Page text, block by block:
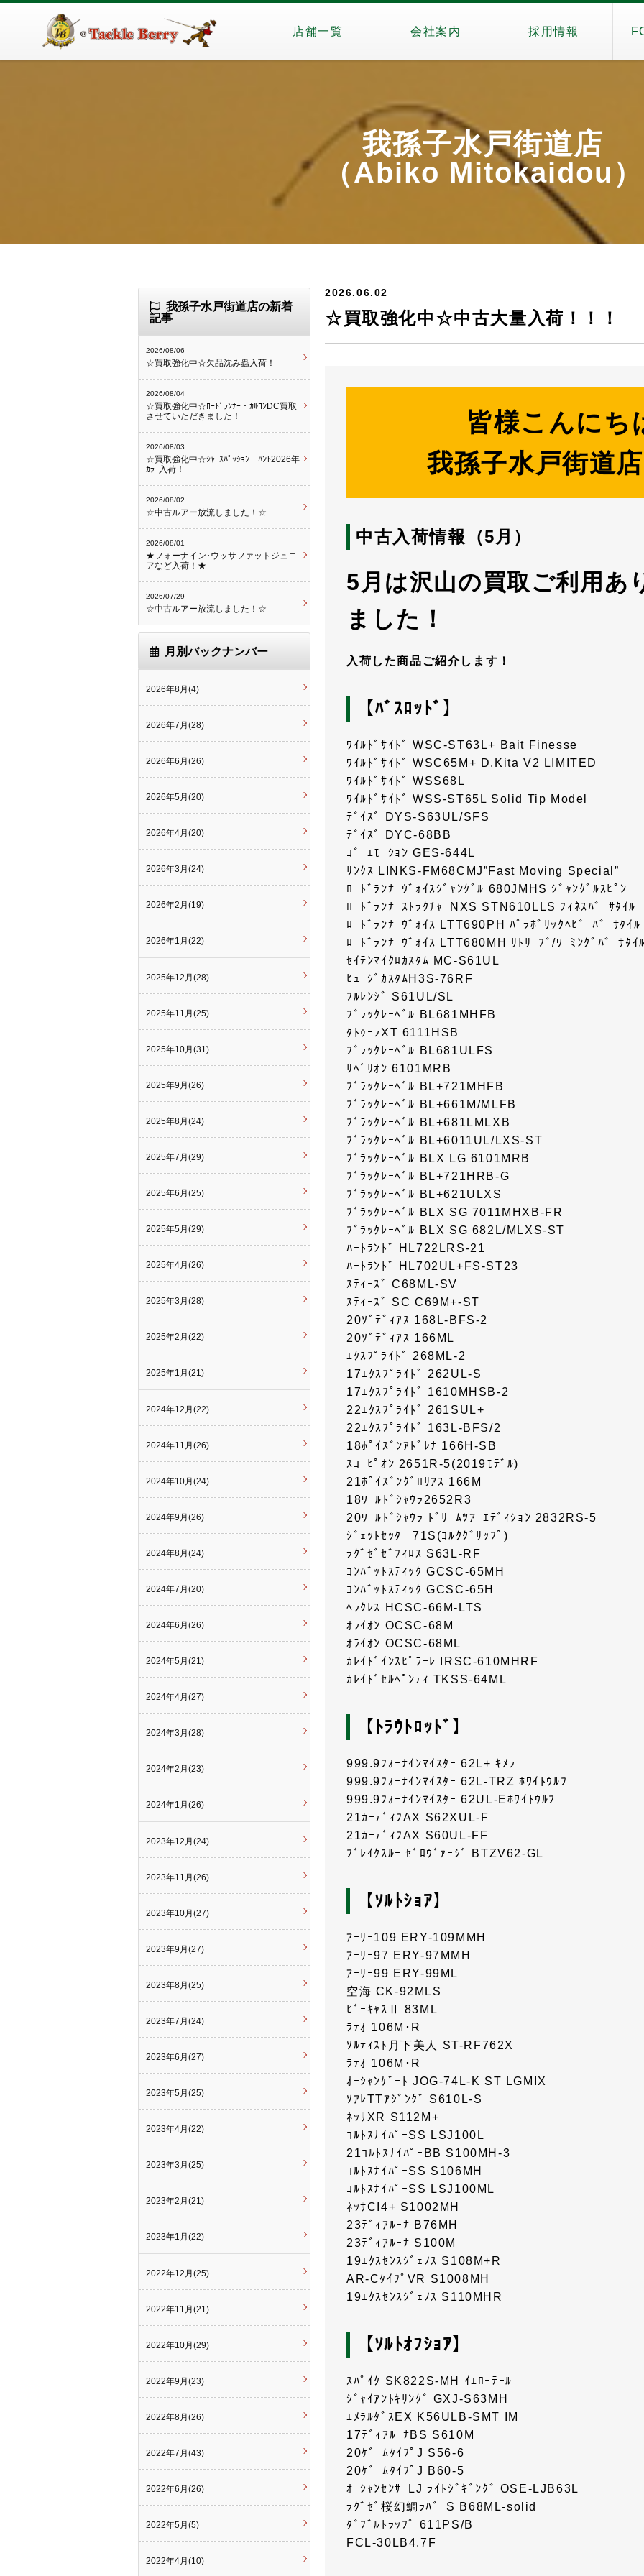
店舗一覧 会社案内 採用情報
我孫子水戸街道店
（Abiko Mitokaidou）
2026.06.02
☆買取強化中☆中古大量入荷！！！
皆様こんにち
我孫子水戸街道
中古入荷情報（5月）
5月は沢山の買取ご利用あ
ました！
入荷した商品ご紹介します！
【ﾊﾞｽﾛｯﾄﾞ】
ﾜｲﾙﾄﾞｻｲﾄﾞ WSC-ST63L+ Bait Finesse
ﾜｲﾙﾄﾞｻｲﾄﾞ WSC65M+ D.Kita V2 LIMITED
ﾜｲﾙﾄﾞｻｲﾄﾞ WSS68L
ﾜｲﾙﾄﾞｻｲﾄﾞ WSS-ST65L Solid Tip Model
ﾃﾞｲｽﾞ DYS-S63UL/SFS
ﾃﾞｲｽﾞ DYC-68BB
ｺﾞｰｴﾓｰｼｮﾝ GES-644L
ﾘﾝｸｽ LINKS-FM68CMJ”Fast Moving Special”
ﾛｰﾄﾞﾗﾝﾅｰｳﾞｫｲｽｼﾞｬﾝｸﾞﾙ 680JMHS ｼﾞｬﾝｸﾞﾙｽﾋﾟﾝ
ﾛｰﾄﾞﾗﾝﾅｰｽﾄﾗｸﾁｬｰNXS STN610LLS ﾌｨﾈｽﾊﾞｰｻﾀｲﾙ
ﾛｰﾄﾞﾗﾝﾅｰｳﾞｫｲｽ LTT690PH ﾊﾟﾗﾎﾞﾘｯｸﾍﾋﾞｰﾊﾞｰｻﾀｲﾙ
ﾛｰﾄﾞﾗﾝﾅｰｳﾞｫｲｽ LTT680MH ﾘﾄﾘｰﾌﾞ/ﾜｰﾐﾝｸﾞﾊﾞｰｻﾀｲ
ｾｲﾃﾝﾏｲｸﾛｶｽﾀﾑ MC-S61UL
ﾋｭｰｼﾞｶｽﾀﾑH3S-76RF
ﾌﾙﾚﾝｼﾞ S61UL/SL
ﾌﾞﾗｯｸﾚｰﾍﾞﾙ BL681MHFB
ﾀﾄｩｰﾗXT 6111HSB
ﾌﾞﾗｯｸﾚｰﾍﾞﾙ BL681ULFS
ﾘﾍﾞﾘｵﾝ 6101MRB
ﾌﾞﾗｯｸﾚｰﾍﾞﾙ BL+721MHFB
ﾌﾞﾗｯｸﾚｰﾍﾞﾙ BL+661M/MLFB
ﾌﾞﾗｯｸﾚｰﾍﾞﾙ BL+681LMLXB
ﾌﾞﾗｯｸﾚｰﾍﾞﾙ BL+6011UL/LXS-ST
ﾌﾞﾗｯｸﾚｰﾍﾞﾙ BLX LG 6101MRB
ﾌﾞﾗｯｸﾚｰﾍﾞﾙ BL+721HRB-G
ﾌﾞﾗｯｸﾚｰﾍﾞﾙ BL+621ULXS
ﾌﾞﾗｯｸﾚｰﾍﾞﾙ BLX SG 7011MHXB-FR
ﾌﾞﾗｯｸﾚｰﾍﾞﾙ BLX SG 682L/MLXS-ST
ﾊｰﾄﾗﾝﾄﾞ HL722LRS-21
ﾊｰﾄﾗﾝﾄﾞ HL702UL+FS-ST23
ｽﾃｨｰｽﾞ C68ML-SV
ｽﾃｨｰｽﾞ SC C69M+-ST
20ｿﾞﾃﾞｨｱｽ 168L-BFS-2
20ｿﾞﾃﾞｨｱｽ 166ML
ｴｸｽﾌﾟﾗｲﾄﾞ 268ML-2
17ｴｸｽﾌﾟﾗｲﾄﾞ 262UL-S
17ｴｸｽﾌﾟﾗｲﾄﾞ 1610MHSB-2
22ｴｸｽﾌﾟﾗｲﾄﾞ 261SUL+
22ｴｸｽﾌﾟﾗｲﾄﾞ 163L-BFS/2
18ﾎﾟｲｽﾞﾝｱﾄﾞﾚﾅ 166H-SB
ｽｺｰﾋﾟｵﾝ 2651R-5(2019ﾓﾃﾞﾙ)
21ﾎﾟｲｽﾞﾝｸﾞﾛﾘｱｽ 166M
18ﾜｰﾙﾄﾞｼｬｳﾗ2652R3
20ﾜｰﾙﾄﾞｼｬｳﾗ ﾄﾞﾘｰﾑﾂｱｰｴﾃﾞｨｼｮﾝ 2832RS-5
ｼﾞｪｯﾄｾｯﾀｰ 71S(ｺﾙｸｸﾞﾘｯﾌﾟ)
ﾗｸﾞｾﾞｾﾞﾌｨﾛｽ S63L-RF
ｺﾝﾊﾞｯﾄｽﾃｨｯｸ GCSC-65MH
ｺﾝﾊﾞｯﾄｽﾃｨｯｸ GCSC-65H
ﾍﾗｸﾚｽ HCSC-66M-LTS
ｵﾗｲｵﾝ OCSC-68M
ｵﾗｲｵﾝ OCSC-68ML
ｶﾚｲﾄﾞｲﾝｽﾋﾟﾗｰﾚ IRSC-610MHRF
ｶﾚｲﾄﾞｾﾙﾍﾟﾝﾃｨ TKSS-64ML
【ﾄﾗｳﾄﾛｯﾄﾞ】
999.9ﾌｫｰﾅｲﾝﾏｲｽﾀｰ 62L+ ｷﾒﾗ
999.9ﾌｫｰﾅｲﾝﾏｲｽﾀｰ 62L-TRZ ﾎﾜｲﾄｳﾙﾌ
999.9ﾌｫｰﾅｲﾝﾏｲｽﾀｰ 62UL-Eﾎﾜｲﾄｳﾙﾌ
21ｶｰﾃﾞｨﾌAX S62XUL-F
21ｶｰﾃﾞｨﾌAX S60UL-FF
ﾌﾞﾚｲｸｽﾙｰ ｾﾞﾛｳﾞｧｰｼﾞ BTZV62-GL
【ｿﾙﾄｼｮｱ】
ｱｰﾘｰ109 ERY-109MMH
ｱｰﾘｰ97 ERY-97MMH
ｱｰﾘｰ99 ERY-99ML
空海 CK-92MLS
ﾋﾞｰｷｬｽⅡ 83ML
ﾗﾃｵ 106M･R
ｿﾙﾃｨｽﾄ月下美人 ST-RF762X
ﾗﾃｵ 106M･R
ｵｰｼｬﾝｹﾞｰﾄ JOG-74L-K ST LGMIX
ｿｱﾚTTｱｼﾞﾝｸﾞ S610L-S
ﾈｯｻXR S112M+
ｺﾙﾄｽﾅｲﾊﾟｰSS LSJ100L
21ｺﾙﾄｽﾅｲﾊﾟｰBB S100MH-3
ｺﾙﾄｽﾅｲﾊﾟｰSS S106MH
ｺﾙﾄｽﾅｲﾊﾟｰSS LSJ100ML
ﾈｯｻCI4+ S1002MH
23ﾃﾞｨｱﾙｰﾅ B76MH
23ﾃﾞｨｱﾙｰﾅ S100M
19ｴｸｽｾﾝｽｼﾞｪﾉｽ S108M+R
AR-CﾀｲﾌﾟVR S1008MH
19ｴｸｽｾﾝｽｼﾞｪﾉｽ S110MHR
【ｿﾙﾄｵﾌｼｮｱ】
ｽﾊﾟｲｸ SK822S-MH ｲｴﾛｰﾃｰﾙ
ｼﾞｬｲｱﾝﾄｷﾘﾝｸﾞ GXJ-S63MH
ｴﾒﾗﾙﾀﾞｽEX K56ULB-SMT IM
17ﾃﾞｨｱﾙｰﾅBS S610M
20ｹﾞｰﾑﾀｲﾌﾟJ S56-6
20ｹﾞｰﾑﾀｲﾌﾟJ B60-5
ｵｰｼｬﾝｾﾝｻｰLJ ﾗｲﾄｼﾞｷﾞﾝｸﾞ OSE-LJB63L
ﾗｸﾞｾﾞ桜幻鯛ﾗﾊﾞｰS B68ML-solid
ﾀﾞﾌﾞﾙﾄﾗｯﾌﾟ 611PS/B
FCL-30LB4.7F
我孫子水戸街道店の新着
記事
2026/08/06
☆買取強化中☆欠品沈み蟲入荷！
2026/08/04
☆買取強化中☆ﾛｰﾄﾞﾗﾝﾅｰ・ｶﾙｺﾝDC買取
させていただきました！
2026/08/03
☆買取強化中☆ｼｬｰｽﾊﾟｯｼｮﾝ・ﾊﾝﾄ2026年
ｶﾗｰ入荷！
2026/08/02
☆中古ルアー放流しました！☆
2026/08/01
★フォーナイン･ウッサファットジュニ
アなど入荷！★
2026/07/29
☆中古ルアー放流しました！☆
月別バックナンバー
2026年8月(4)
2026年7月(28)
2026年6月(26)
2026年5月(20)
2026年4月(20)
2026年3月(24)
2026年2月(19)
2026年1月(22)
2025年12月(28)
2025年11月(25)
2025年10月(31)
2025年9月(26)
2025年8月(24)
2025年7月(29)
2025年6月(25)
2025年5月(29)
2025年4月(26)
2025年3月(28)
2025年2月(22)
2025年1月(21)
2024年12月(22)
2024年11月(26)
2024年10月(24)
2024年9月(26)
2024年8月(24)
2024年7月(20)
2024年6月(26)
2024年5月(21)
2024年4月(27)
2024年3月(28)
2024年2月(23)
2024年1月(26)
2023年12月(24)
2023年11月(26)
2023年10月(27)
2023年9月(27)
2023年8月(25)
2023年7月(24)
2023年6月(27)
2023年5月(25)
2023年4月(22)
2023年3月(25)
2023年2月(21)
2023年1月(22)
2022年12月(25)
2022年11月(21)
2022年10月(29)
2022年9月(23)
2022年8月(26)
2022年7月(43)
2022年6月(26)
2022年5月(5)
2022年4月(10)